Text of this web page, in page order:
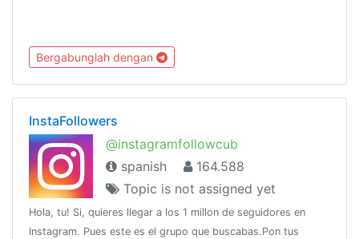
Bergabunglah dengan
InstaFollowers
@instagramfollowcub
spanish
164.588
Topic is not assigned yet
Hola, tu! Si, quieres llegar a los 1 millon de seguidores en
Instagram. Pues este es el grupo que buscabas.Pon tus